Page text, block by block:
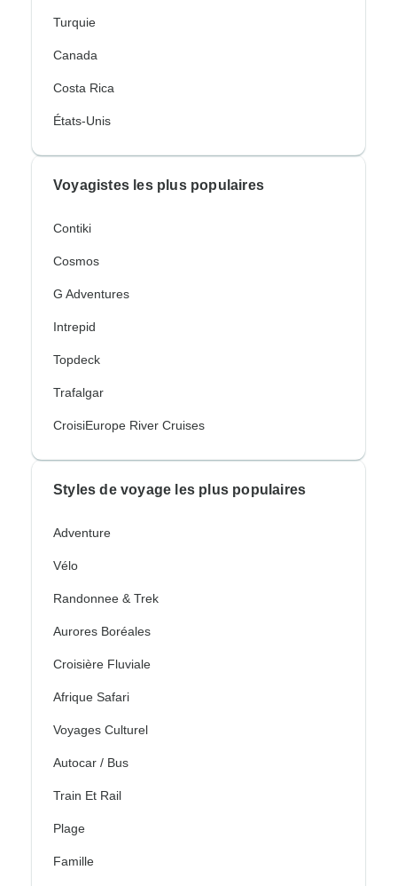
Turquie
Canada
Costa Rica
États-Unis
Voyagistes les plus populaires
Contiki
Cosmos
G Adventures
Intrepid
Topdeck
Trafalgar
CroisiEurope River Cruises
Styles de voyage les plus populaires
Adventure
Vélo
Randonnee & Trek
Aurores Boréales
Croisière Fluviale
Afrique Safari
Voyages Culturel
Autocar / Bus
Train Et Rail
Plage
Famille